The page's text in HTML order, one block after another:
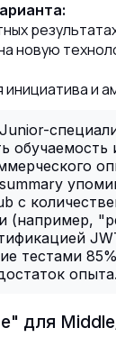
новую
и
Junior-
обучаемость
с
(например,
тестами
опыта.
для